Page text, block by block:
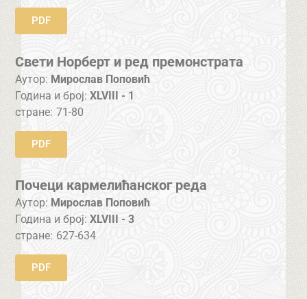
PDF
Свети Норберт и ред премонстрата
Аутор: Мирослав Поповић
Година и број:XLVIII - 1
стране: 71-80
PDF
Почеци кармелићанског реда
Аутор: Мирослав Поповић
Година и број:XLVIII - 3
стране: 627-634
PDF